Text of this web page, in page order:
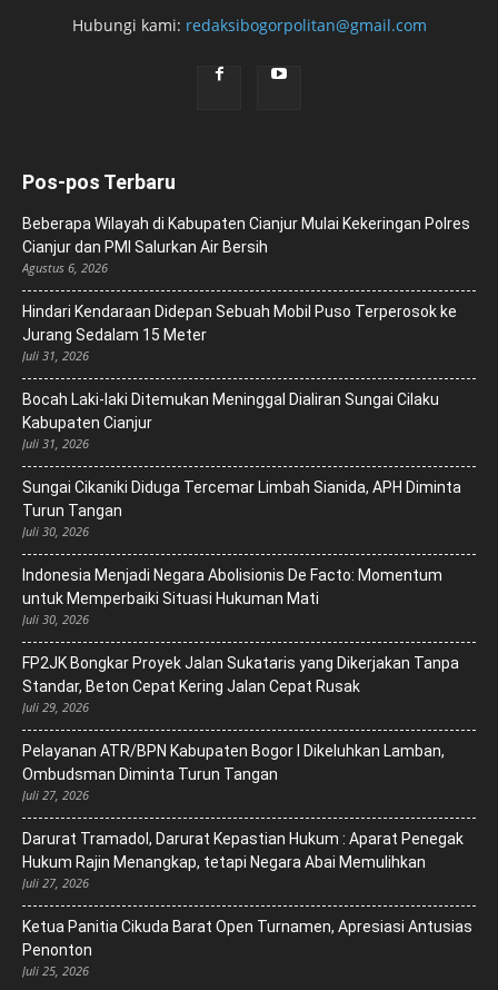
Hubungi kami: redaksibogorpolitan@gmail.com
Pos-pos Terbaru
Beberapa Wilayah di Kabupaten Cianjur Mulai Kekeringan Polres
Cianjur dan PMI Salurkan Air Bersih
Agustus 6, 2026
Hindari Kendaraan Didepan Sebuah Mobil Puso Terperosok ke
Jurang Sedalam 15 Meter
Juli 31, 2026
Bocah Laki-laki Ditemukan Meninggal Dialiran Sungai Cilaku
Kabupaten Cianjur
Juli 31, 2026
Sungai Cikaniki Diduga Tercemar Limbah Sianida, APH Diminta
Turun Tangan
Juli 30, 2026
‎Indonesia Menjadi Negara Abolisionis De Facto: Momentum
untuk Memperbaiki Situasi Hukuman Mati
Juli 30, 2026
FP2JK Bongkar Proyek Jalan Sukataris yang Dikerjakan Tanpa
Standar, Beton Cepat Kering Jalan Cepat Rusak
Juli 29, 2026
Pelayanan ATR/BPN Kabupaten Bogor I Dikeluhkan Lamban,
Ombudsman Diminta Turun Tangan
Juli 27, 2026
Darurat Tramadol, Darurat Kepastian Hukum : Aparat Penegak
Hukum Rajin Menangkap, tetapi Negara Abai Memulihkan
Juli 27, 2026
Ketua Panitia Cikuda Barat Open Turnamen, Apresiasi Antusias
Penonton
Juli 25, 2026